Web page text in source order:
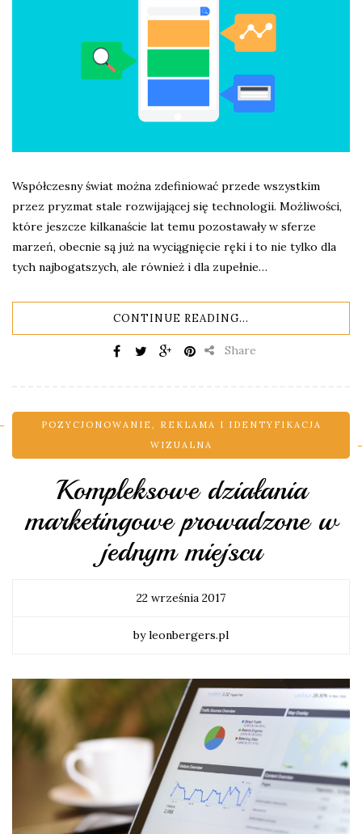
Współczesny świat można zdefiniować przede wszystkim
przez pryzmat stale rozwijającej się technologii. Możliwości,
które jeszcze kilkanaście lat temu pozostawały w sferze
marzeń, obecnie są już na wyciągnięcie ręki i to nie tylko dla
tych najbogatszych, ale również i dla zupełnie…
CONTINUE READING...
Share
POZYCJONOWANIE ,
REKLAMA I IDENTYFIKACJA
WIZUALNA
Kompleksowe działania
marketingowe prowadzone w
jednym miejscu
22 września 2017
by leonbergers.pl